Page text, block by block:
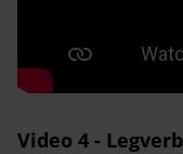
Video 4 -